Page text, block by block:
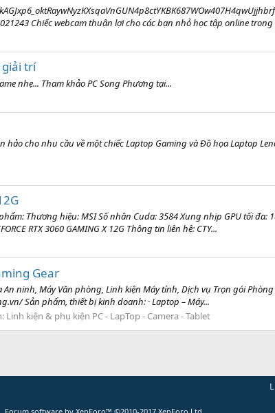
Chiếc webcam thuận lợi cho các bạn nhỏ học tập online
trí
nhẹ... Tham khảo PC Song Phương tại...
cho nhu cầu về một chiếc Laptop Gaming và Đồ họa Laptop
phẩm: Thương hiệu: MSI Số nhân Cuda: 3584 Xung nhịp GPU tối
RTX 3060 GAMING X 12G Thông tin liên hệ: CTY...
Gear
An ninh, Máy Văn phòng, Linh kiện Máy tính, Dịch vụ Trọn gói
Sản phẩm, thiết bị kinh doanh: · Laptop – Máy...
Linh kiện & phụ kiện PC - LapTop - Camera - Tablet